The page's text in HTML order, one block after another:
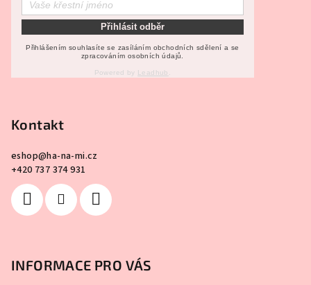
Přihlásit odběr
Přihlášením souhlasíte se zasíláním obchodních sdělení a se
zpracováním osobních údajů.
Powered by Leadhub
Kontakt
eshop@ha-na-mi.cz
+420 737 374 931
INFORMACE PRO VÁS